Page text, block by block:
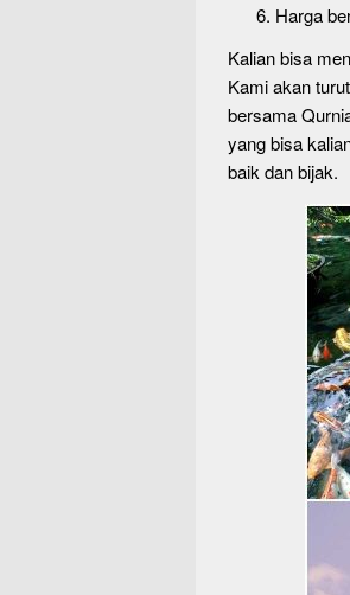
Harga
Kalian bisa
Kami akan
bersama
yang bisa
baik dan bijak.